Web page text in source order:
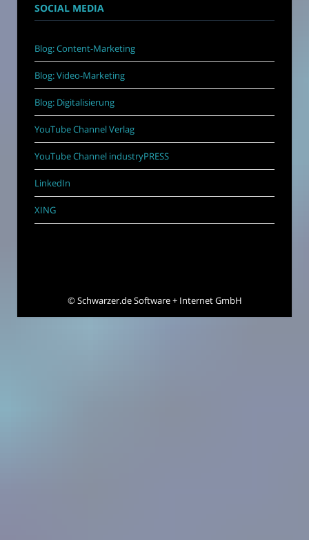
SOCIAL MEDIA
Blog: Content-Marketing
Blog: Video-Marketing
Blog: Digitalisierung
YouTube Channel Verlag
YouTube Channel industryPRESS
LinkedIn
XING
©Schwarzer.de Software + Internet GmbH